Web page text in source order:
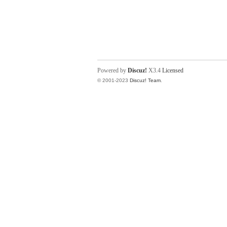
Powered by Discuz! X3.4 Licensed
© 2001-2023 Discuz! Team